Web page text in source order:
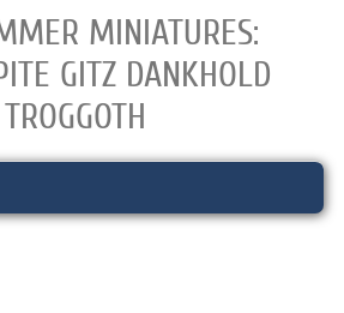
MINIATURES:
GITZ DANKHOLD
TROGGOTH